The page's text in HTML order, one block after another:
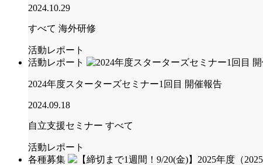
2024.10.29
すべて 海外研修
活動レポート
活動レポート
2024年度スターターズセミナー1回目 開催報告
2024.09.18
自立支援セミナー すべて
活動レポート
各種募集